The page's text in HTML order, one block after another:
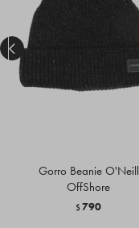
Gorro Beanie O'Neill
OffShore
$790
